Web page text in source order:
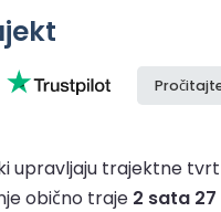
upravljaju trajektne
obično traje 2 sata